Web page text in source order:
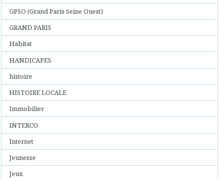
GPSO (Grand Paris Seine Ouest)
GRAND PARIS
Habitat
HANDICAPES
histoire
HISTOIRE LOCALE
Immobilier
INTERCO
Internet
Jeunesse
Jeux